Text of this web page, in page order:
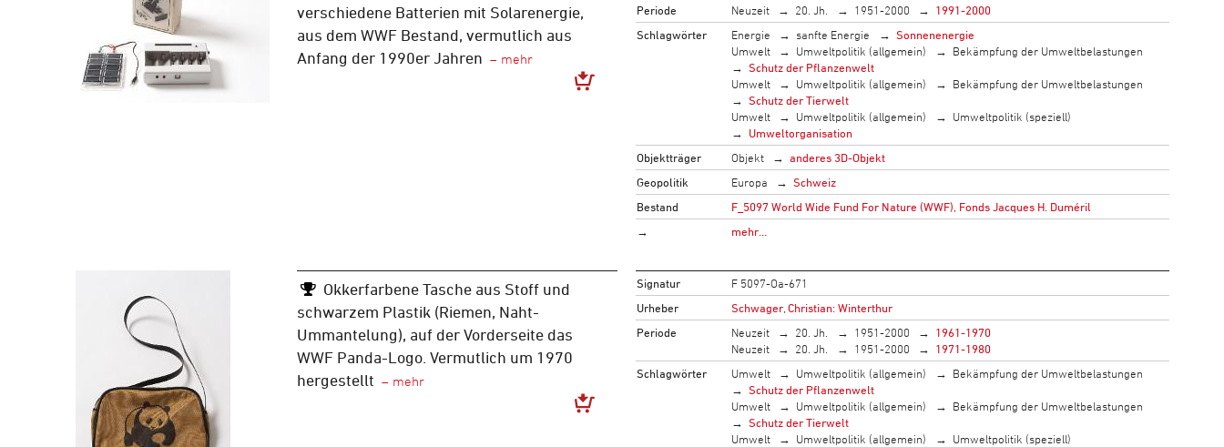
verschiedene Batterien mit Solarenergie,
aus dem WWF Bestand, vermutlich aus
Anfang der 1990er Jahren
Periode
Neuzeit 20. Jh. 1951-2000
1991-2000
Schlagwörter
Energie sanfte Energie
Sonnenenergie
Umwelt
Umweltpolitik (allgemein)
Bekämpfung der Umweltbelastungen
Schutz der Pflanzenwelt
Umwelt
Umweltpolitik (allgemein)
Bekämpfung der Umweltbelastungen
Schutz der Tierwelt
Umwelt
Umweltpolitik (allgemein)
Umweltpolitik (speziell)
Umweltorganisation
Objektträger
Objekt
anderes 3D-Objekt
Geopolitik
Europa
Schweiz
Bestand
F_5097 World Wide Fund For Nature (WWF), Fonds Jacques H. Duméril
→
mehr…
Okkerfarbene Tasche aus Stoff und
schwarzem Plastik (Riemen, Naht-
Ummantelung), auf der Vorderseite das
WWF Panda-Logo. Vermutlich um 1970
hergestellt
Signatur
F 5097-Oa-671
Urheber
Schwager, Christian: Winterthur
Periode
Neuzeit 20. Jh. 1951-2000
1961-1970
Neuzeit
20. Jh. 1951-2000
1971-1980
Schlagwörter
Umwelt Umweltpolitik (allgemein)
Bekämpfung der Umweltbelastungen
Schutz der Pflanzenwelt
Umwelt
Umweltpolitik (allgemein)
Bekämpfung der Umweltbelastungen
Schutz der Tierwelt
Umwelt
Umweltpolitik (allgemein)
Umweltpolitik (speziell)